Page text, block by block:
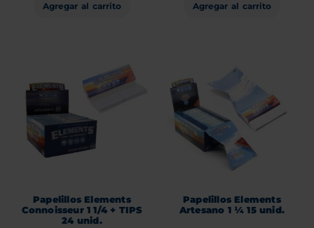
Agregar al carrito Agregar al carrito
Papelillos Elements
Connoisseur 1 1/4 + TIPS
24 unid.
Papelillos Elements
Artesano 1 ¼ 15 unid.